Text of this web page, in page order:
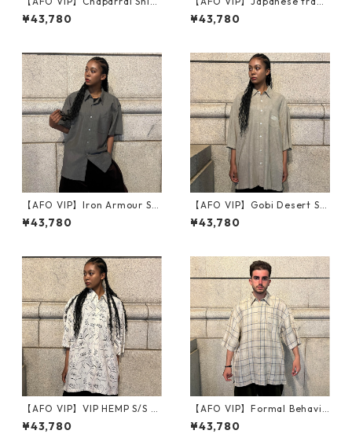
【ORANGE】
¥43,780
tional clothing Shirts【カラ
シイエロー】
¥43,780
【AFO VIP】Iron Armour Shi
rts
¥43,780
【AFO VIP】Gobi Desert Shi
rts【VIP】半袖シャツ
¥43,780
【AFO VIP】VIP HEMP S/S S
HIRTS 半袖シャツ
¥43,780
【AFO VIP】Formal Behavio
ur Check Shirts
¥43,780